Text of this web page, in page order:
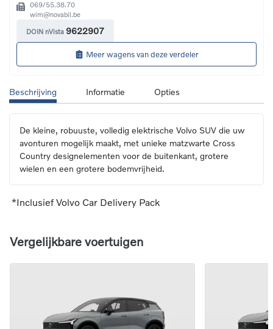
069/55.38.70
wim@novabil.be
DOIN nVista 9622907
Meer wagens van deze verdeler
Beschrijving Informatie Opties
De kleine, robuuste, volledig elektrische Volvo SUV die uw
avonturen mogelijk maakt, met unieke matzwarte Cross
Country designelementen voor de buitenkant, grotere
wielen en een grotere bodemvrijheid.
*Inclusief Volvo Car Delivery Pack
Vergelijkbare voertuigen